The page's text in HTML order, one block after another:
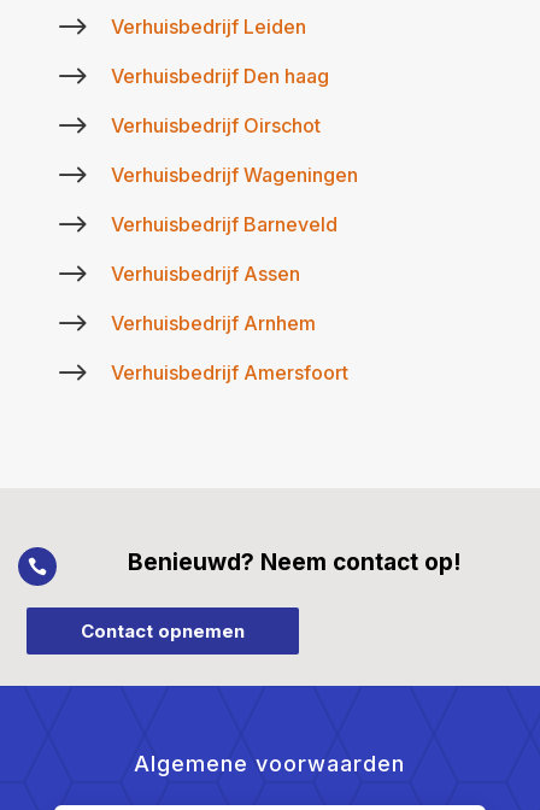
$ Verhuisbedrijf Leiden
$ Verhuisbedrijf Den haag
$ Verhuisbedrijf Oirschot
$ Verhuisbedrijf Wageningen
$ Verhuisbedrijf Barneveld
$ Verhuisbedrijf Assen
$ Verhuisbedrijf Arnhem
$ Verhuisbedrijf Amersfoort
 Benieuwd? Neem contact op!
Contact opnemen
Algemene voorwaarden